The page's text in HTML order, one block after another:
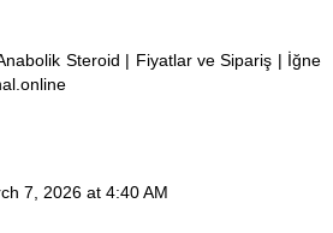
Steroid | Fiyatlar ve Sipariş | İğne
7, 2026 at 4:40 AM